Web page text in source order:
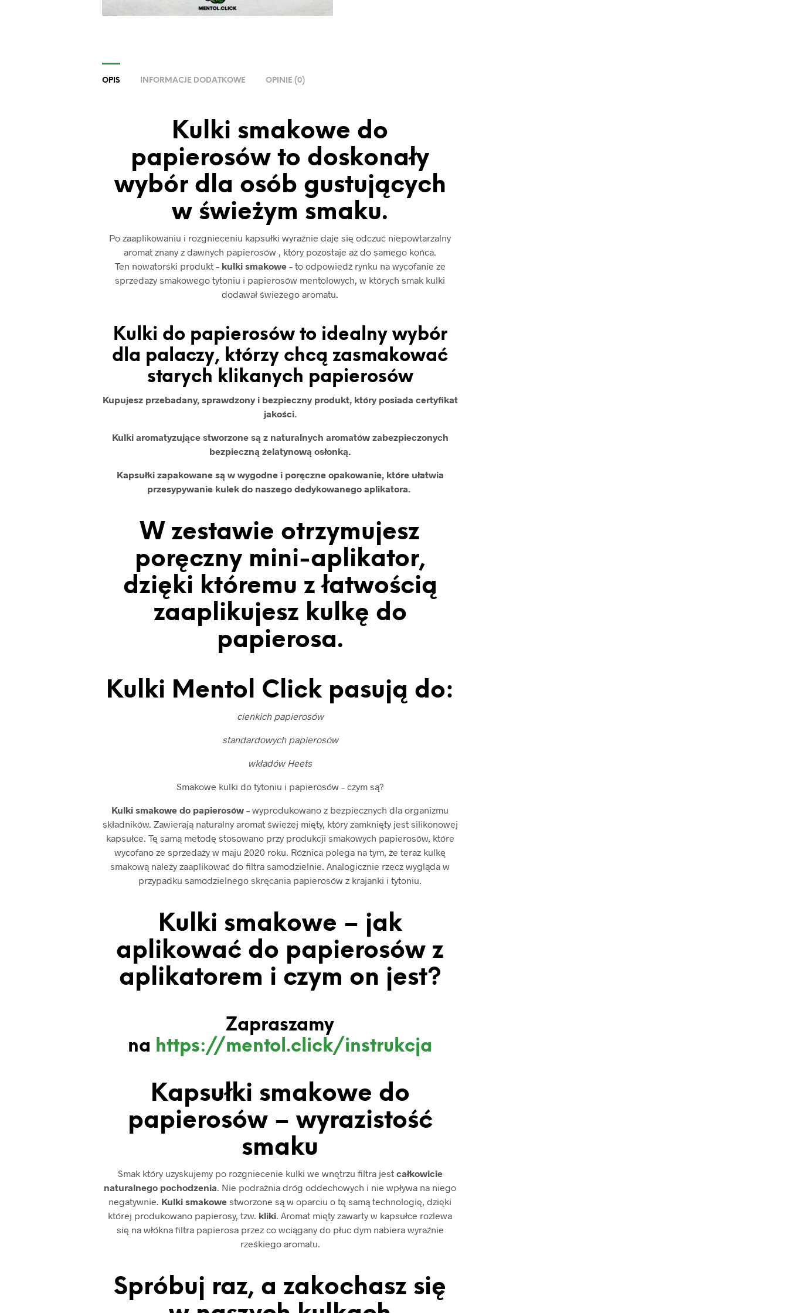
OPIS INFORMACJE DODATKOWE OPINIE (0)
Kulki smakowe do
papierosów to doskonały
wybór dla osób gustujących
w świeżym smaku.
Po zaaplikowaniu i rozgnieceniu kapsułki wyraźnie daje się odczuć niepowtarzalny
aromat znany z dawnych papierosów , który pozostaje aż do samego końca.
Ten nowatorski produkt – kulki smakowe– to odpowiedź rynku na wycofanie ze
sprzedaży smakowego tytoniu i papierosów mentolowych, w których smak kulki
dodawał świeżego aromatu.
Kulki do papierosów to idealny wybór
dla palaczy, którzy chcą zasmakować
starych klikanych papierosów
Kupujesz przebadany, sprawdzony i bezpieczny produkt, który posiada certyfikat
jakości.
Kulki aromatyzujące stworzone są z naturalnych aromatów zabezpieczonych
bezpieczną żelatynową osłonką.
Kapsułki zapakowane są w wygodne i poręczne opakowanie, które ułatwia
przesypywanie kulek do naszego dedykowanego aplikatora.
W zestawie otrzymujesz
poręczny mini-aplikator,
dzięki któremu z łatwością
zaaplikujesz kulkę do
papierosa.
Kulki Mentol Click pasują do:
cienkich papierosów
standardowych papierosów
wkładów Heets
Smakowe kulki do tytoniu i papierosów – czym są?
Kulki smakowe do papierosów – wyprodukowano z bezpiecznych dla organizmu
składników. Zawierają naturalny aromat świeżej mięty, który zamknięty jest silikonowej
kapsułce. Tę samą metodę stosowano przy produkcji smakowych papierosów, które
wycofano ze sprzedaży w maju 2020 roku. Różnica polega na tym, że teraz kulkę
smakową należy zaaplikować do filtra samodzielnie. Analogicznie rzecz wygląda w
przypadku samodzielnego skręcania papierosów z krajanki i tytoniu.
Kulki smakowe – jak
aplikować do papierosów z
aplikatorem i czym on jest?
Zapraszamy
na https://mentol.click/instrukcja
Kapsułki smakowe do
papierosów – wyrazistość
smaku
Smak który uzyskujemy po rozgniecenie kulki we wnętrzu filtra jest całkowicie
naturalnego pochodzenia. Nie podrażnia dróg oddechowych i nie wpływa na niego
negatywnie. Kulki smakowe stworzone są w oparciu o tę samą technologię, dzięki
której produkowano papierosy, tzw. kliki. Aromat mięty zawarty w kapsułce rozlewa
się na włókna filtra papierosa przez co wciągany do płuc dym nabiera wyraźnie
rześkiego aromatu.
Spróbuj raz, a zakochasz się